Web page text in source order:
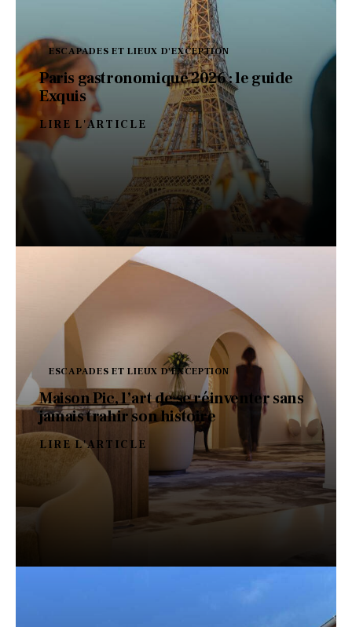
ESCAPADES ET LIEUX D'EXCEPTION
Paris gastronomique 2026 : le guide
Exquis
LIRE L'ARTICLE
ESCAPADES ET LIEUX D'EXCEPTION
Maison Pic, l’art de se réinventer sans
jamais trahir son histoire
LIRE L'ARTICLE